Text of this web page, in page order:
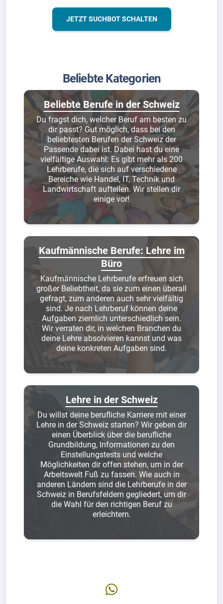
JETZT SUCHBOT SCHALTEN
Beliebte Kategorien
Beliebte Berufe in der Schweiz
Du fragst dich, welcher Beruf am besten zu
dir passt? Gut möglich, dass bei den
beliebtesten Berufen der Schweiz der
Passende dabei ist. Dabei hast du eine
vielfältige Auswahl: Es gibt mehr als 200
Lehrberufe, die sich auf verschiedene
Bereiche wie Handel, IT, Technik und
Landwirtschaft aufteilen. Wir stellen dir
einige vor!
Kaufmännische Berufe: Lehre im
Büro
Kaufmännische Lehrberufe erfreuen sich
großer Beliebtheit, da sie zum einen überall
gefragt, zum anderen auch sehr vielfältig
sind. Je nach Lehrberuf können deine
Aufgaben ziemlich unterschiedlich sein.
Wir verraten dir, in welchen Branchen du
deine Lehre absolvieren kannst und was
deine konkreten Aufgaben sind.
Lehre in der Schweiz
Du willst deine berufliche Karriere mit einer
Lehre in der Schweiz starten? Wir geben dir
einen Überblick über die berufliche
Grundbildung, Informationen zu den
Einstellungstests und welche
Möglichkeiten dir offen stehen, um in der
Arbeitswelt Fuß zu fassen. Wie auch in
anderen Ländern sind die Lehrberufe in der
Schweiz in Berufsfeldern gegliedert, um dir
die Wahl für den richtigen Beruf zu
erleichtern.